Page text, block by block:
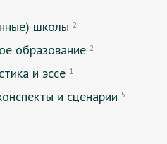
школы 2
образование 2
и эссе 1
и сценарии 5